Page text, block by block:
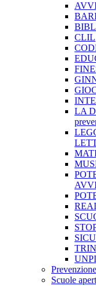
CLIL
LA
Scuole